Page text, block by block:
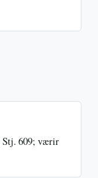
Stj. 609; værir